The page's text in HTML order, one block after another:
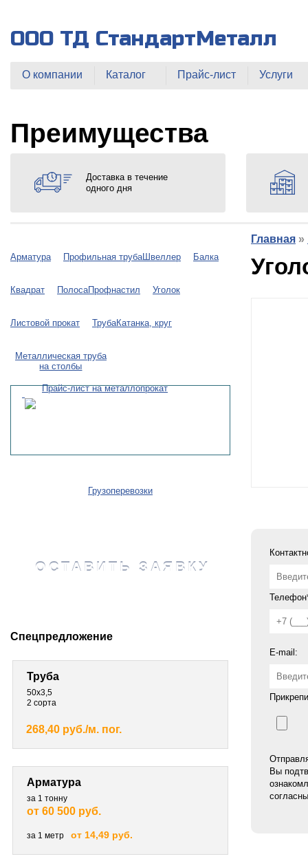
ООО ТД СтандартМеталл
О компании Каталог Прайс-лист Услуги
Преимущества
Доставка в течение
одного дня
Арматура Профильная трубаШвеллер Балка
Квадрат ПолосаПрофнастил Уголок
Листовой прокат ТрубаКатанка, круг
Металлическая труба
на столбы
Прайс-лист на металлопрокат
Грузоперевозки
ОСТАВИТЬ ЗАЯВКУ
Спецпредложение
Труба
50х3,5
2 сорта
268,40 руб./м. пог.
Арматура
за 1 тонну
от 60 500 руб.
за 1 метр от 14,49 руб.
Главная »
E-mail:
Вы